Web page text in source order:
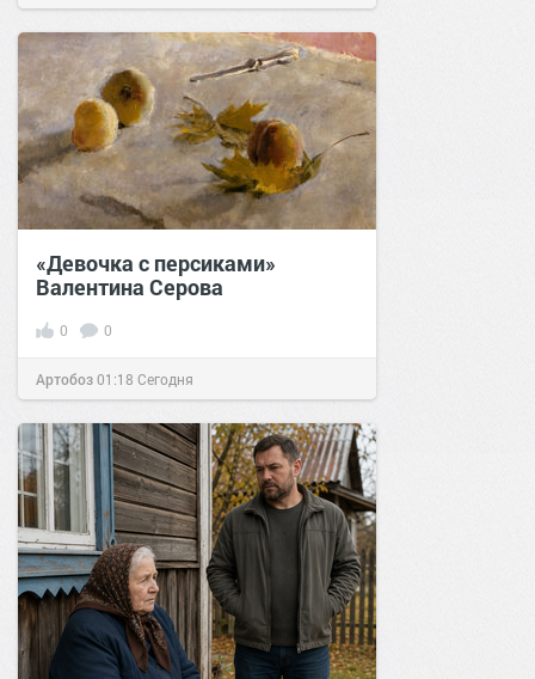
«Девочка с персиками»
Валентина Серова
0 0
Артобоз01:18 Сегодня